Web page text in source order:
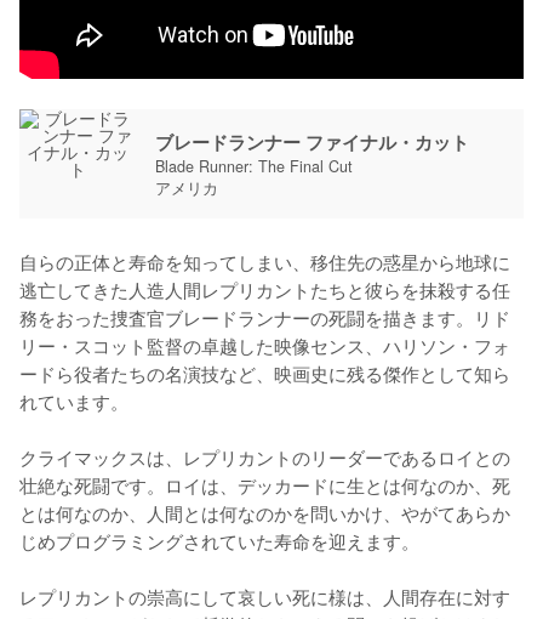
ブレードランナー ファイナル・カット
Blade Runner: The Final Cut
アメリカ
自らの正体と寿命を知ってしまい、移住先の惑星から地球に
逃亡してきた人造人間レプリカントたちと彼らを抹殺する任
務をおった捜査官ブレードランナーの死闘を描きます。リド
リー・スコット監督の卓越した映像センス、ハリソン・フォ
ードら役者たちの名演技など、映画史に残る傑作として知ら
れています。
クライマックスは、レプリカントのリーダーであるロイとの
壮絶な死闘です。ロイは、デッカードに生とは何なのか、死
とは何なのか、人間とは何なのかを問いかけ、やがてあらか
じめプログラミングされていた寿命を迎えます。
レプリカントの崇高にして哀しい死に様は、人間存在に対す